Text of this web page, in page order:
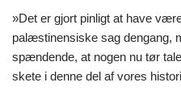
»Det er gjort pinligt at have
palæstinensiske sag dengang,
spændende, at nogen nu tør
skete i denne del af vores